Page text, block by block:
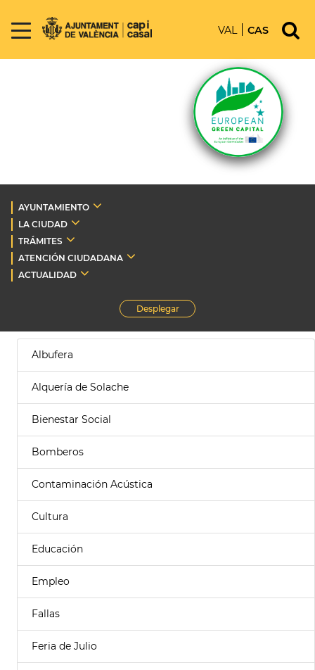
VAL CAS
AYUNTAMIENTO
LA CIUDAD
TRÁMITES
ATENCIÓN CIUDADANA
ACTUALIDAD
Desplegar
Albufera
Alquería de Solache
Bienestar Social
Bomberos
Contaminación Acústica
Cultura
Educación
Empleo
Fallas
Feria de Julio